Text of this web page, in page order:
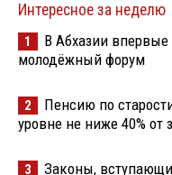
Интересное за неделю
1
В Абхазии
молодёжный форум
2
Пенсию по
уровне не ниже 40% от
3 Законы,